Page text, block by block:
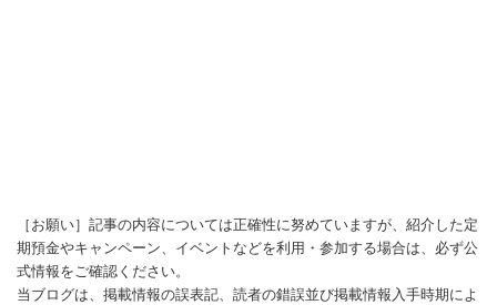
［お願い］記事の内容については正確性に努めていますが、紹介した定
期預金やキャンペーン、イベントなどを利用・参加する場合は、必ず公
式情報をご確認ください。
当ブログは、掲載情報の誤表記、読者の錯誤並び掲載情報入手時期によ